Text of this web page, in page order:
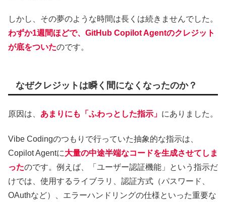
しかし、その夢のような時間は長くは続きませんでした。
わずか1週間ほどで、GitHub Copilot Agentのクレジット
が底をついたのです。
なぜクレジットは瞬く間になくなったのか？
原因は、 あまりにも「ふわっとした指示」 にありました。
Vibe Codingのつもりで行っていた抽象的な指示は、
Copilot Agentに大量の中途半端なコードを生成させてしま
ったのです。例えば、「ユーザー認証機能」という指示だ
けでは、使用するライブラリ、認証方式（パスワード、
OAuthなど）、エラーハンドリングの仕様といった重要な